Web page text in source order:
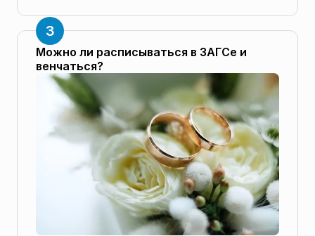
Можно ли расписываться в ЗАГСе и
венчаться?